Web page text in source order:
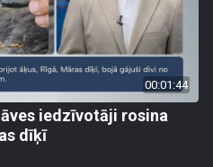
00:01:44
iedzīvotāji rosina
dīķī